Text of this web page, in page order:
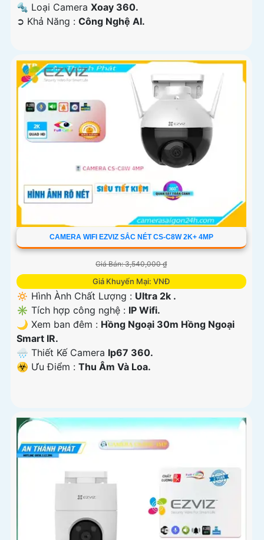
🔩 Loại Camera Xoay 360.
️➲ Khả Năng : Công Nghệ AI.
CAMERA WIFI EZVIZ SẮC NÉT CS-C8W 2K+ 4MP
Giá Bán: 3,540,000 ₫
Giá Khuyến Mại: VNĐ
🔅 Hình Ành Chất Lượng : Ultra 2k .
✳️ Tích hợp công nghệ : IP Wifi.
🌙 Xem ban đêm : Hồng Ngoại 30m Hồng Ngoại
Smart IR.
🌧️ Thiết Kế Camera Ip67 360.
️☣️ Ưu Điểm : Thu Âm Và Loa.